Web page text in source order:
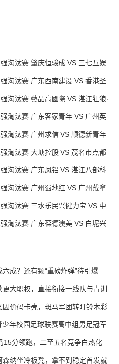
淘汰赛 肇庆恒骏成 VS 三七互娱
淘汰赛 广东西南建设 VS 香港圣
淘汰赛 藝品高國際 VS 湛江狂狼·
淘汰赛 广东客家青年 VS 广州英
淘汰赛 广州求信 VS 顺德新青年
淘汰赛 大塘控股 VS 茂名市点都
淘汰赛 广东凤铝 VS 湛江八部科
淘汰赛 广州蜀地红 VS 广州戴拿
淘汰赛 三水乐民兴健力宝 VS 中
淘汰赛 广东葆德澳美 VS 白坭兴
成？还有颗“重磅炸弹”待引爆
大职权，直接衔接一线队与青训
价码卡壳，斑马军团转盯铃木彩
年校园足球联赛高中组男足冠军
15分领跑，二至五名竞争白热化
纳坐冷板凳，拿不到稳定首发就